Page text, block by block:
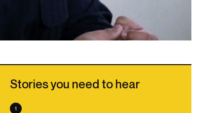
Stories you need to hear
1